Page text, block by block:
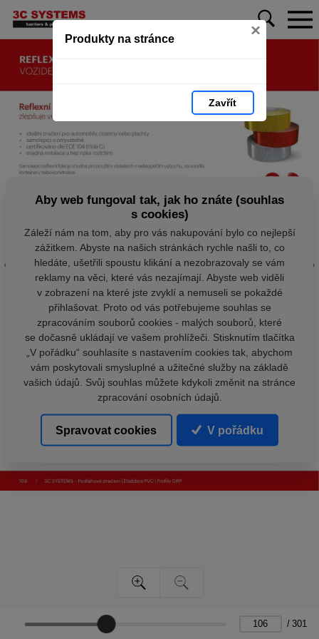
Produkty na stránce ×
Zavřít
/ 301
Aby web fungoval tak, jak ho znáte (souhlas
s cookies)
Záleží nám na tom, aby pro vás nakupování bylo co nejlepší
zážitkem. Abyste na našich stránkách rychle našli to, co
hledáte, ušetřili spoustu klikání a nezobrazovaly se vám
reklamy na věci, které vás nezajímají. Abyste web viděli
v zobrazení na které jste zvyklí a nemuseli se pokaždé
přihlašovat. Proto od vás potřebujeme souhlas se
zpracováním souborů cookies - malých souborů, které
se dočasně ukládají ve vašem prohlížeči. Stisknutím tlačítka
„V pořádku“ souhlasíte s nastavením cookies tak, abychom
vám poskytovali smysluplné a užitečné služby na základě
vašich údajů. Svůj souhlas můžete kdykoli změnit na stránce
zpracování osobních údajů.
Spravovat cookies V pořádku